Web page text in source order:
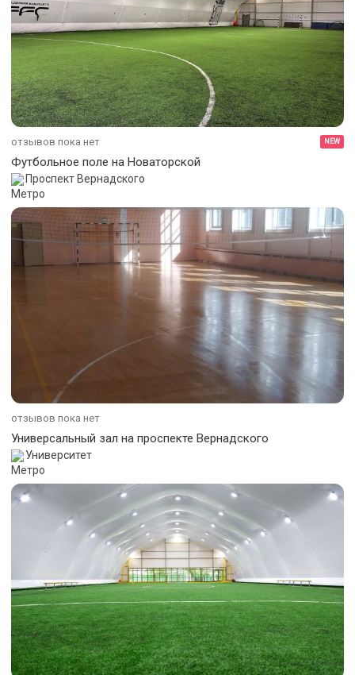
отзывов пока нет NEW
Футбольное поле на Новаторской
Проспект Вернадского
отзывов пока нет
Универсальный зал на проспекте Вернадского
Университет